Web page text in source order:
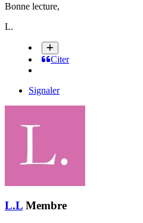
Bonne lecture,
L.
Citer
Signaler
L.L Membre